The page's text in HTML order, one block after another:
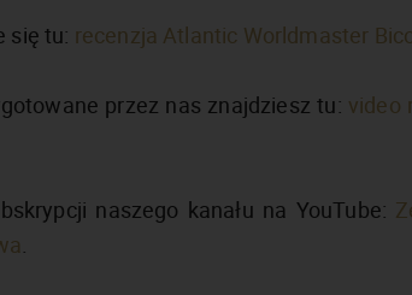
się tu: recenzja Atlantic Worldmaster
przez nas znajdziesz tu: video
naszego kanału na YouTube: